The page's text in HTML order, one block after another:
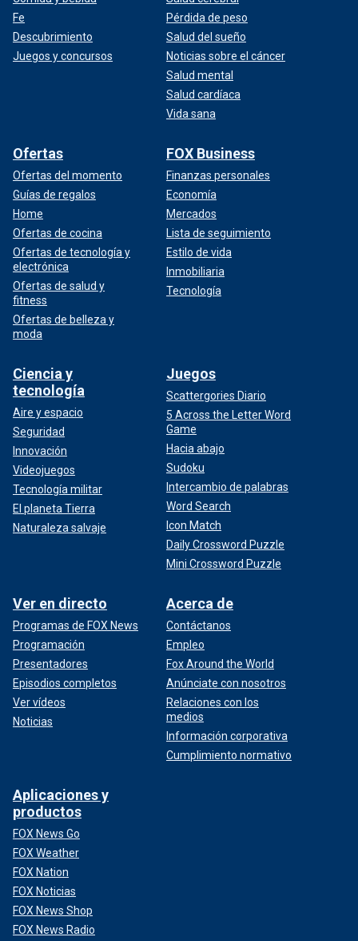
Fe
Descubrimiento
Juegos y concursos
Pérdida de peso
Salud del sueño
Noticias sobre el cáncer
Salud mental
Salud cardíaca
Vida sana
Ofertas
Ofertas del momento
Guías de regalos
Home
Ofertas de cocina
Ofertas de tecnología y
electrónica
Ofertas de salud y
fitness
Ofertas de belleza y
moda
FOX Business
Finanzas personales
Economía
Mercados
Lista de seguimiento
Estilo de vida
Inmobiliaria
Tecnología
Ciencia y
tecnología
Aire y espacio
Seguridad
Innovación
Videojuegos
Tecnología militar
El planeta Tierra
Naturaleza salvaje
Juegos
Scattergories Diario
5 Across the Letter Word
Game
Hacia abajo
Sudoku
Intercambio de palabras
Word Search
Icon Match
Daily Crossword Puzzle
Mini Crossword Puzzle
Ver en directo
Programas de FOX News
Programación
Presentadores
Episodios completos
Ver vídeos
Noticias
Acerca de
Contáctanos
Empleo
Fox Around the World
Anúnciate con nosotros
Relaciones con los
medios
Información corporativa
Cumplimiento normativo
Aplicaciones y
productos
FOX News Go
FOX Weather
FOX Nation
FOX Noticias
FOX News Shop
FOX News Radio